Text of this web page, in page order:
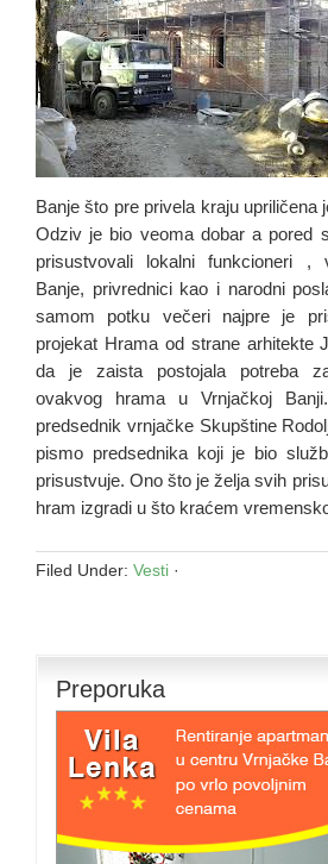
Banje što pre privela kraju upriličena
Odziv je bio veoma dobar a pored
prisustvovali lokalni funkcioneri ,
Banje, privrednici kao i narodni
samom potku večeri najpre je
projekat Hrama od strane arhitekte
da je zaista postojala potreba
ovakvog hrama u Vrnjačkoj
predsednik vrnjačke Skupštine
pismo predsednika koji je bio
prisustvuje. Ono što je želja svih
hram izgradi u što kraćem
Filed Under: Vesti ·
Preporuka